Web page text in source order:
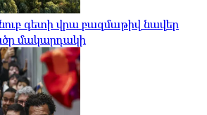
գետի վրա բազմաթիվ նավեր
մակարդակի